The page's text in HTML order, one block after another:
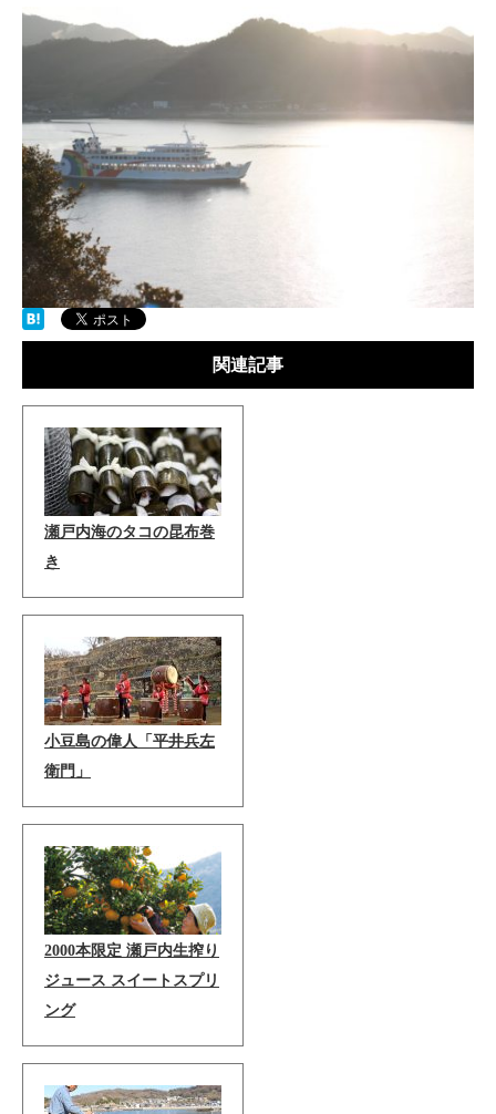
関連記事
瀬戸内海のタコの昆布巻
き
小豆島の偉人「平井兵左
衛門」
2000本限定 瀬戸内生搾り
ジュース スイートスプリ
ング